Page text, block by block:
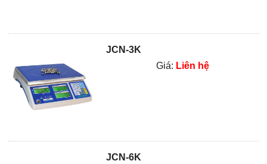
JCN-3K
Giá: Liên hệ
JCN-6K